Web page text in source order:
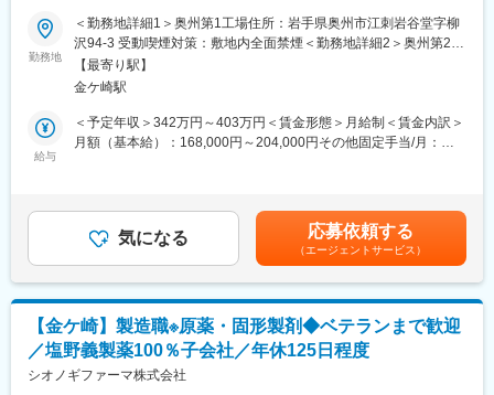
のすそ野が広いことも特徴です。主力事業である真空事業では、
半導体製造装置に使われる「溶接ベローズ」で世界トップクラス
のシェアを誇ります。その他の事業も真空技術から発展してお
り、創業当時から積み重ねた溶接・機械加工・組立等の技術の高
ハウとエンジニアリング手法を活かし、半導体・IT・医療・新時
代のグリーンエネルギー分野等に技術や製品を提供し国内外のイ
【社風】「BORDERLESS」「挑戦し続ける姿勢」】会社の沿革
と同様に、社員の挑戦を後押しし、たとえ失敗しても挑戦したこ
と自体を称える社風です。その裏付けとして未経験の方も積極採
用しています。
変更の範囲：会社の定める業務
～年間休日126日で就業環境◎定着率98%！残業が少なく働き方
も安心～
■仕事概要：
テント、シート、産業用資材、土木用資材の加工業務（裁断、縫
製、仕上げ、検査、梱包など）をお任せします。
公共性の高い製品づくりに携わることも可能ですので、社会への
・裁断：CADデータからダイレクトに裁断、素材に合せたカット
をしています。
・溶着：フッ素・PVC・エコ素材など各種シート類や、他社では
・縫製：薄い素材から厚みが1mmを超える極厚材料まで縫製。
・検査：多数の機械を使い、製品ごとに安心・安全の製品をお届
けできるよう検査します。
勤務地
＜勤務地詳細1＞奥州第1工場住所：岩手県奥州市江刺岩谷堂字柳
沢94-3 受動喫煙対策：敷地内全面禁煙＜勤務地詳細2＞奥州第2工
場住所：岩手県奥州市江刺岩谷堂字松長根42-2 受動喫煙対策：敷
地内全面禁煙変更の範囲：会社の定める事業所
【最寄り駅】
金ケ崎駅
給与
＜予定年収＞342万円～403万円＜賃金形態＞月給制＜賃金内訳＞
月額（基本給）：168,000円～204,000円その他固定手当/月：
年1回（4月）■想定年間賞与：基本給の約5か月分■その他固定手
当：地域手当7,500円■深夜手当：1,000円/時（深夜割増含）※月
10日の夜勤の場合4万円賃金はあくまでも目安の金額であり、選
考を通じて上下する可能性があります。月給(月額)は固定手当を含
めた表記です。
気になる 応募依頼する
（エージェントサービス）
【金ケ崎】製造職※原薬・固形製剤◆ベテランまで歓迎
／塩野義製薬100％子会社／年休125日程度
シオノギファーマ株式会社